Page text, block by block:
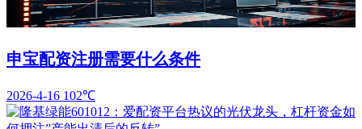
申宝配资注册需要什么条件
2026-4-16 102℃